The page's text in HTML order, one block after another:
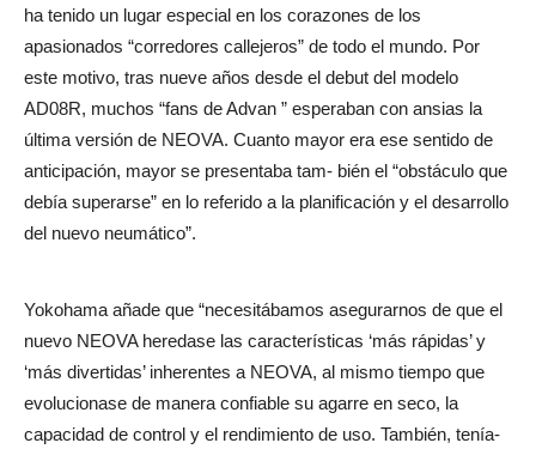
ha tenido un lugar especial en los corazones de los
apasionados “corredores callejeros” de todo el mundo. Por
este motivo, tras nueve años desde el debut del modelo
AD08R, muchos “fans de Advan ” esperaban con ansias la
última versión de NEOVA. Cuanto mayor era ese sentido de
anticipación, mayor se presentaba tam- bién el “obstáculo que
debía superarse” en lo referido a la planificación y el desarrollo
del nuevo neumático”.
Yokohama añade que “necesitábamos asegurarnos de que el
nuevo NEOVA heredase las características ‘más rápidas’ y
‘más divertidas’ inherentes a NEOVA, al mismo tiempo que
evolucionase de manera confiable su agarre en seco, la
capacidad de control y el rendimiento de uso. También, tenía-